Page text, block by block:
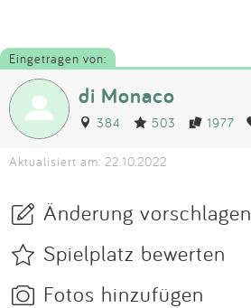
Eingetragen von:
di Monaco
384 503 1977
Aktualisiert am: 22.10.2022
Änderung vorschlagen
Spielplatz bewerten
Fotos hinzufügen